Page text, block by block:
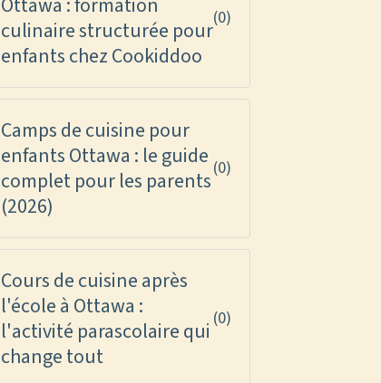
culinaire structurée pour
enfants chez Cookiddoo
(0)
Camps de cuisine pour
enfants Ottawa : le guide
complet pour les parents
(2026)
(0)
Cours de cuisine après
l'école à Ottawa :
l'activité parascolaire qui
change tout
(0)